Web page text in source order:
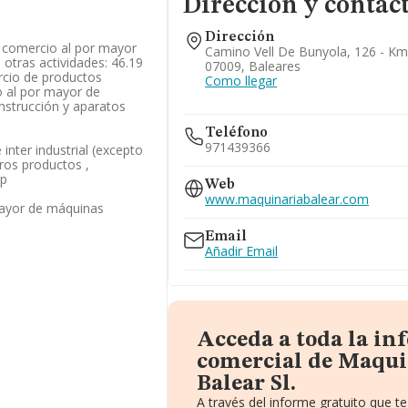
al por mayor
actividades: 46.19
de productos
al por mayor de
y aparatos
industrial (excepto
productos ,
de máquinas
Dirección y
Dirección
Camino Vell De Bunyola, 126 -
07009, Baleares
Como llegar
Teléfono
971439366
Web
www.maquinariabalear.com
Email
Añadir Email
Acceda a toda la
comercial de
Balear Sl.
A través del informe gratuito que